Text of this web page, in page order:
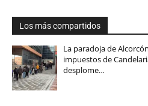
Los más compartidos
La paradoja de
impuestos de
desplome…